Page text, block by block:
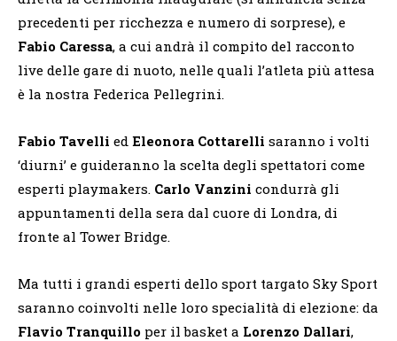
precedenti per ricchezza e numero di sorprese), e
Fabio Caressa, a cui andrà il compito del racconto
live delle gare di nuoto, nelle quali l’atleta più attesa
è la nostra Federica Pellegrini.
Fabio Tavelli ed Eleonora Cottarelli saranno i volti
‘diurni’ e guideranno la scelta degli spettatori come
esperti playmakers. Carlo Vanzini condurrà gli
appuntamenti della sera dal cuore di Londra, di
fronte al Tower Bridge.
Ma tutti i grandi esperti dello sport targato Sky Sport
saranno coinvolti nelle loro specialità di elezione: da
Flavio Tranquillo per il basket a Lorenzo Dallari,